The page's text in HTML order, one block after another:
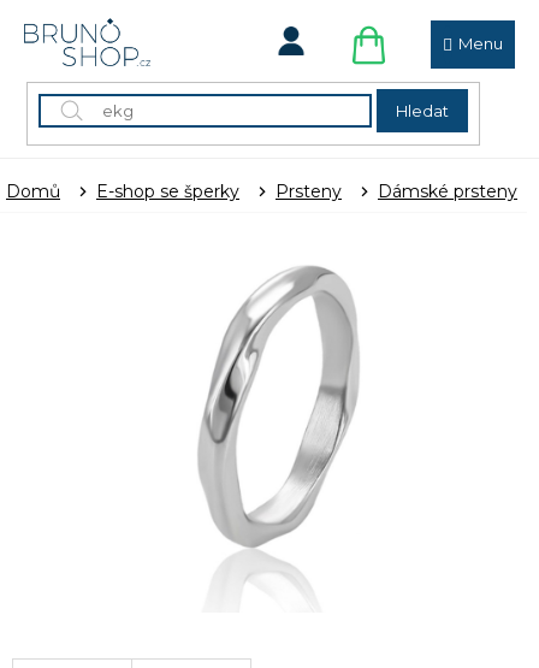
Hledat
NÁKUPNÍ
KOŠÍK
Domů E-shop se šperky Prsteny Dámské prsteny